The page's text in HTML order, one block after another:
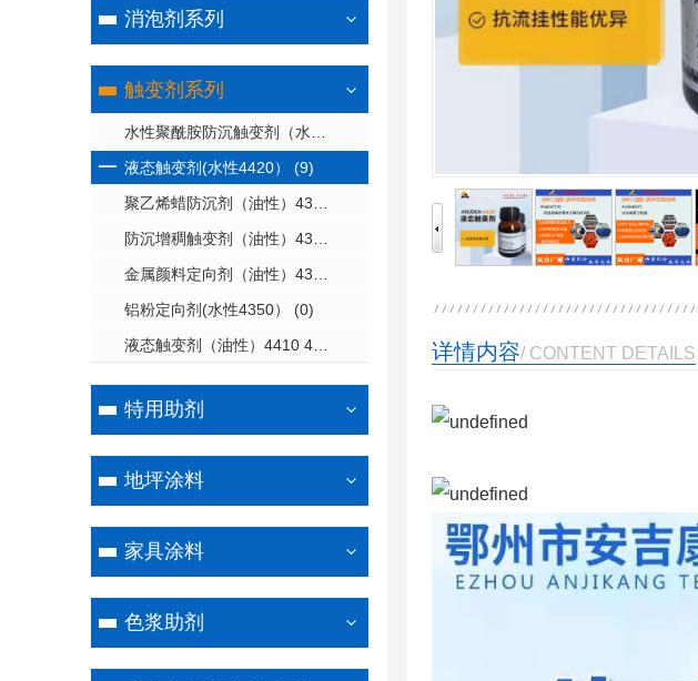
消泡剂系列
触变剂系列
液态触变剂(水性4420） (9)
铝粉定向剂(水性4350） (0)
特用助剂
地坪涂料
家具涂料
色浆助剂
详情内容/ CONTENT DETAILS